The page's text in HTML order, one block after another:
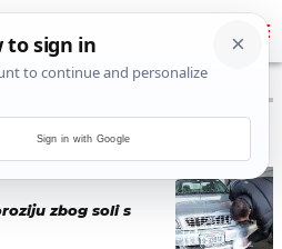
ZA TAG “
zbog soli s
Sign in with Google